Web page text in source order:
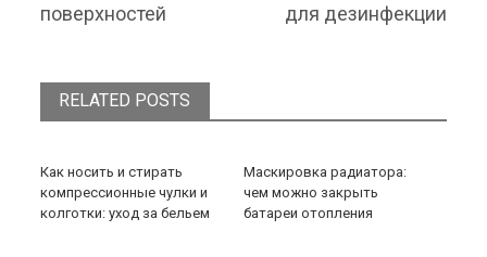
поверхностей
для дезинфекции
RELATED POSTS
Как носить и стирать
компрессионные чулки и
колготки: уход за бельем
Маскировка радиатора:
чем можно закрыть
батареи отопления